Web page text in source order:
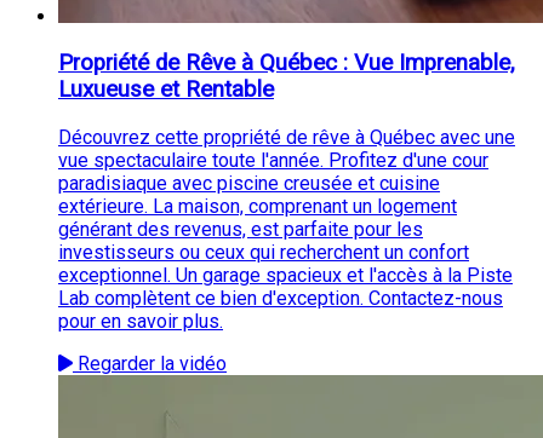
Propriété de Rêve à Québec : Vue Imprenable,
Luxueuse et Rentable
Découvrez cette propriété de rêve à Québec avec une
vue spectaculaire toute l'année. Profitez d'une cour
paradisiaque avec piscine creusée et cuisine
extérieure. La maison, comprenant un logement
générant des revenus, est parfaite pour les
investisseurs ou ceux qui recherchent un confort
exceptionnel. Un garage spacieux et l'accès à la Piste
Lab complètent ce bien d'exception. Contactez-nous
pour en savoir plus.
Regarder la vidéo